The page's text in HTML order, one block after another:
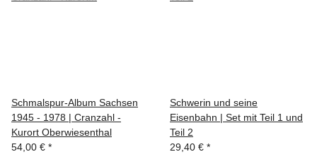
Schmalspur-Album Sachsen
1945 - 1978 | Cranzahl -
Kurort Oberwiesenthal
54,00 € *
Schwerin und seine
Eisenbahn | Set mit Teil 1 und
Teil 2
29,40 € *